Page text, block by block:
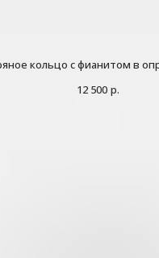
кольцо с фианитом в
12 500 р.